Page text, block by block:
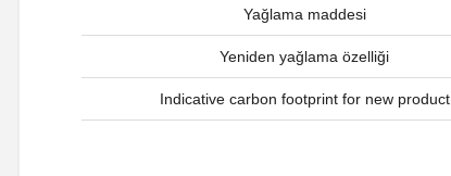
Yağlama maddesi
Yeniden yağlama özelliği
Indicative carbon footprint for new product